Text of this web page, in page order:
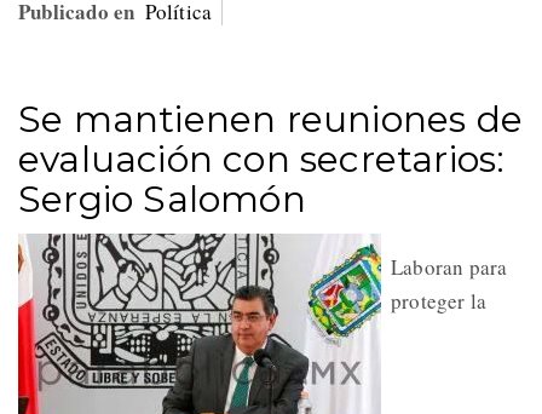
Publicado en Política
Se mantienen reuniones de
evaluación con secretarios:
Sergio Salomón
Laboran para
proteger la